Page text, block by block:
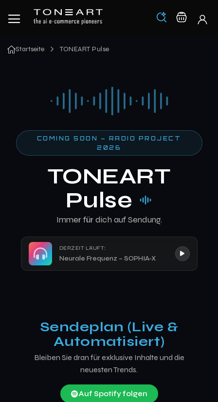
Los
Startseite TONEART Pulse
COMING SOON – RADIO PROJECT
2026
TONEART
Pulse
Immer für dich auf Sendung.
DERZEIT LÄUFT:
Neurale Frequenz – SOPHIA-X
Sendeplan (Live &
Automatisiert)
Bleiben Sie dran für exklusive Inhalte und die
neuesten Trends.
Auf Spotify folgen